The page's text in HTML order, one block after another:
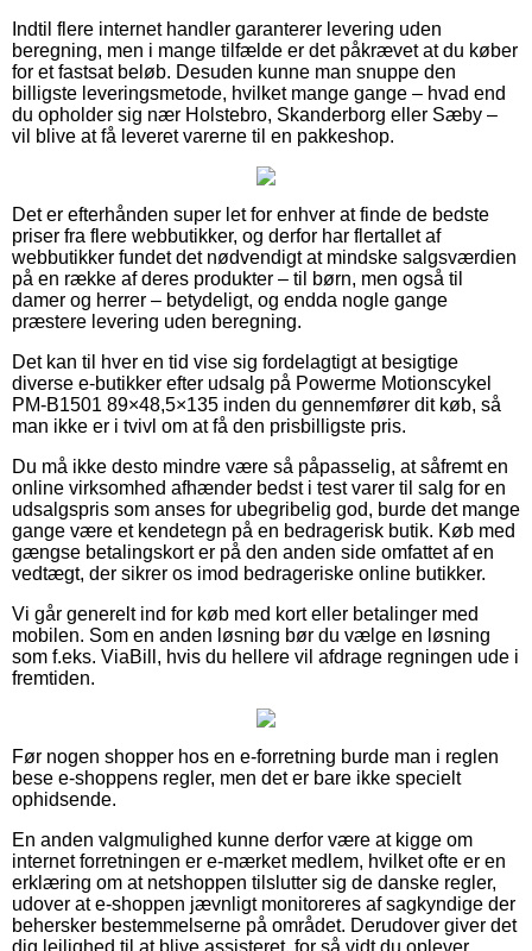
Indtil flere internet handler garanterer levering uden
beregning, men i mange tilfælde er det påkrævet at du køber
for et fastsat beløb. Desuden kunne man snuppe den
billigste leveringsmetode, hvilket mange gange – hvad end
du opholder sig nær Holstebro, Skanderborg eller Sæby –
vil blive at få leveret varerne til en pakkeshop.
Det er efterhånden super let for enhver at finde de bedste
priser fra flere webbutikker, og derfor har flertallet af
webbutikker fundet det nødvendigt at mindske salgsværdien
på en række af deres produkter – til børn, men også til
damer og herrer – betydeligt, og endda nogle gange
præstere levering uden beregning.
Det kan til hver en tid vise sig fordelagtigt at besigtige
diverse e-butikker efter udsalg på Powerme Motionscykel
PM-B1501 89×48,5×135 inden du gennemfører dit køb, så
man ikke er i tvivl om at få den prisbilligste pris.
Du må ikke desto mindre være så påpasselig, at såfremt en
online virksomhed afhænder bedst i test varer til salg for en
udsalgspris som anses for ubegribelig god, burde det mange
gange være et kendetegn på en bedragerisk butik. Køb med
gængse betalingskort er på den anden side omfattet af en
vedtægt, der sikrer os imod bedrageriske online butikker.
Vi går generelt ind for køb med kort eller betalinger med
mobilen. Som en anden løsning bør du vælge en løsning
som f.eks. ViaBill, hvis du hellere vil afdrage regningen ude i
fremtiden.
Før nogen shopper hos en e-forretning burde man i reglen
bese e-shoppens regler, men det er bare ikke specielt
ophidsende.
En anden valgmulighed kunne derfor være at kigge om
internet forretningen er e-mærket medlem, hvilket ofte er en
erklæring om at netshoppen tilslutter sig de danske regler,
udover at e-shoppen jævnligt monitoreres af sagkyndige der
behersker bestemmelserne på området. Derudover giver det
dig lejlighed til at blive assisteret, for så vidt du oplever